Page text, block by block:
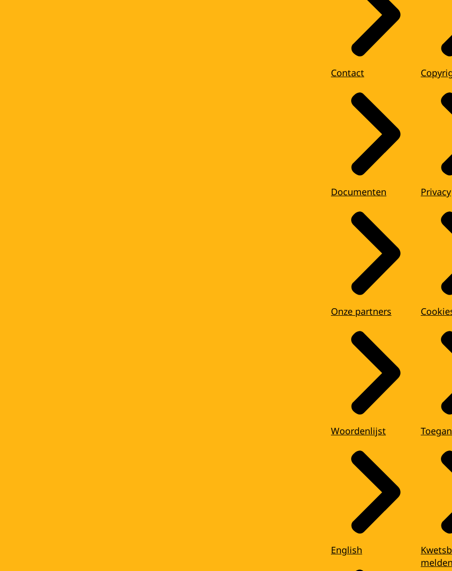
Contact
Documenten
Onze partners
Woordenlijst
English
Privacy